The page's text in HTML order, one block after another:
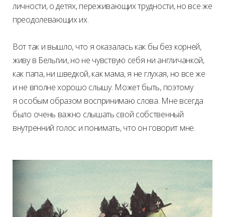
личности, о детях, переживающих трудности, но все же
преодолевающих их.
Вот так и вышло, что я оказалась как бы без корней,
живу в Бельгии, но не чувствую себя ни англичанкой,
как папа, ни шведкой, как мама, я не глухая, но все же
и не вполне хорошо слышу. Может быть, поэтому
я особым образом воспринимаю слова. Мне всегда
было очень важно слышать свой собственный
внутренний голос и понимать, что он говорит мне.